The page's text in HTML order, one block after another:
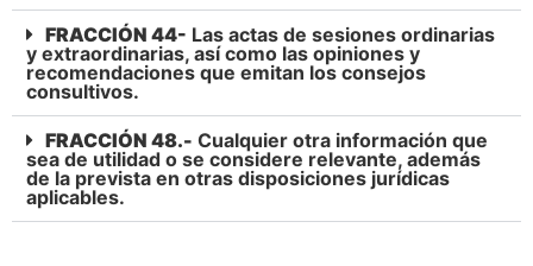
FRACCIÓN 44- Las actas de sesiones ordinarias
y extraordinarias, así como las opiniones y
recomendaciones que emitan los consejos
consultivos.
FRACCIÓN 48.- Cualquier otra información que
sea de utilidad o se considere relevante, además
de la prevista en otras disposiciones jurídicas
aplicables.